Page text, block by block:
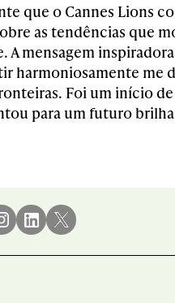
que o Cannes Lions
as tendências que
A mensagem
harmoniosamente me
Foi um início
para um futuro